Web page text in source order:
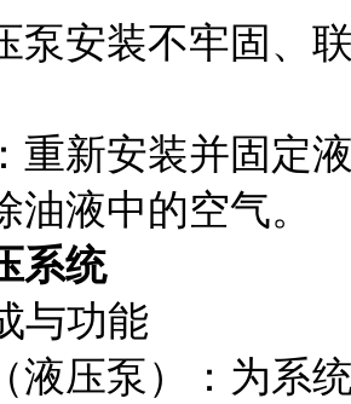
泵安装不牢固、
重新安装并固定
油液中的空气。
系统
与功能
液压泵）：为系